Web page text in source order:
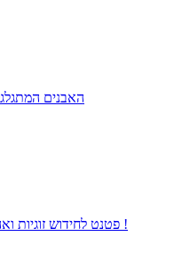
האבנים
פטנט לחידוש זוגיות ואהבה.הטרנד שכובש את המדינה !